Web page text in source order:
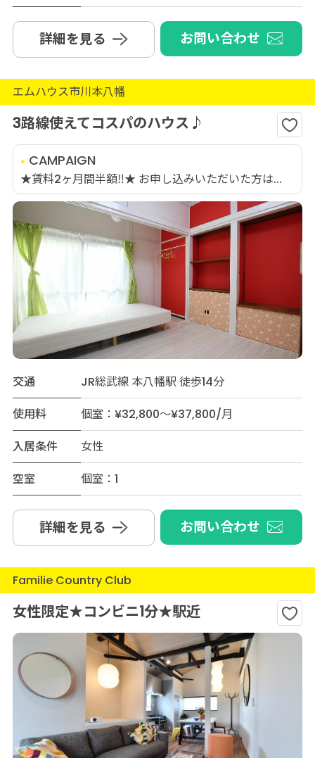
詳細を見る お問い合わせ
エムハウス市川本八幡
3路線使えてコスパのハウス♪
CAMPAIGN
★賃料2ヶ月間半額‼★ お申し込みいただいた方は...
交通
JR総武線 本八幡駅 徒歩14分
使用料
個室：¥32,800～¥37,800/月
入居条件
女性
空室
個室：1
詳細を見る お問い合わせ
Familie Country Club
女性限定★コンビニ1分★駅近